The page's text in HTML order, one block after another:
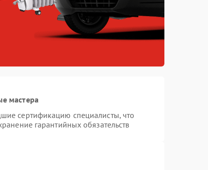
мастера
сертификацию специалисты, что
гарантийных обязательств